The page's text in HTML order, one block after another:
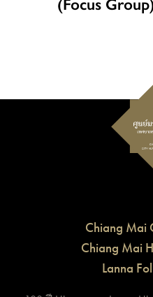
Chiang Mai
Chiang Mai
Lanna